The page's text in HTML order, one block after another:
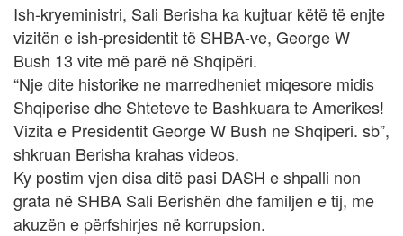
Ish-kryeministri, Sali Berisha ka kujtuar këtë të enjte
vizitën e ish-presidentit të SHBA-ve, George W
Bush 13 vite më parë në Shqipëri.
“Nje dite historike ne marredheniet miqesore midis
Shqiperise dhe Shteteve te Bashkuara te Amerikes!
Vizita e Presidentit George W Bush ne Shqiperi. sb”,
shkruan Berisha krahas videos.
Ky postim vjen disa ditë pasi DASH e shpalli non
grata në SHBA Sali Berishën dhe familjen e tij, me
akuzën e përfshirjes në korrupsion.